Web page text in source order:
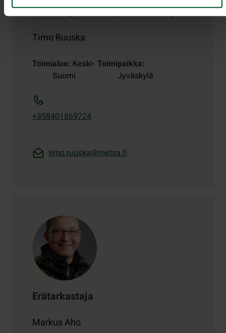
Metsästyksen erityisasiantuntija
Timo Ruuska
Toimialue Keski-
Suomi
Toimipaikka
Jyväskylä
+358401869724
timo.ruuska@metsa.fi
Erätarkastaja
Markus Aho